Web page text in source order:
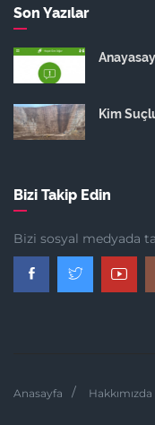
Son Yazılar
Kim
Bizi Takip Edin
Bizi sosyal medyada
Anasayfa Hakkımızda